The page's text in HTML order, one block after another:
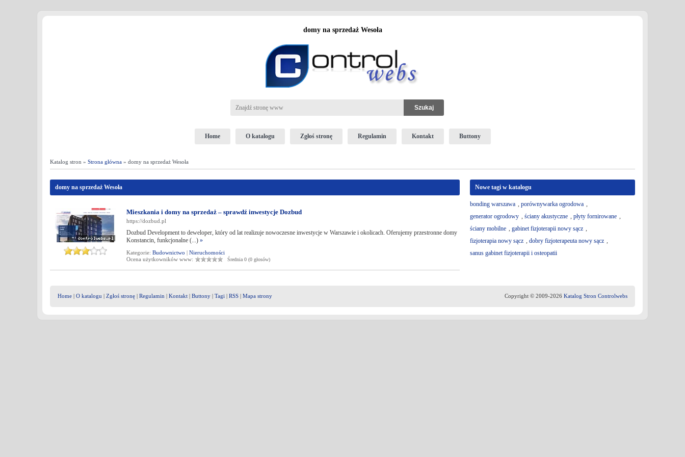
domy na sprzedaż Wesoła
Home O katalogu Zgłoś stronę Regulamin Kontakt Buttony
Katalog stron » Strona główna » domy na sprzedaż Wesoła
domy na sprzedaż Wesoła
Mieszkania i domy na sprzedaż – sprawdź inwestycje Dozbud
https://dozbud.pl
Dozbud Development to deweloper, który od lat realizuje nowoczesne inwestycje w Warszawie i okolicach. Oferujemy przestronne domy
Konstancin, funkcjonalne (...) »
Kategorie: Budownictwo | Nieruchomości
Ocena użytkowników www:
Średnia 0 (0 głosów)
Nowe tagi w katalogu
bonding warszawa , porównywarka ogrodowa ,
generator ogrodowy , ściany akustyczne , płyty fornirowane ,
ściany mobilne , gabinet fizjoterapii nowy sącz ,
fizjoterapia nowy sącz , dobry fizjoterapeuta nowy sącz ,
sanus gabinet fizjoterapii i osteopatii
Home | O katalogu | Zgłoś stronę | Regulamin | Kontakt | Buttony | Tagi | RSS | Mapa strony Copyright © 2009-2026 Katalog Stron Controlwebs